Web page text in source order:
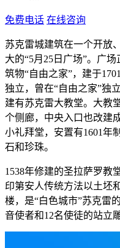
免费电话 在线咨询
苏克雷城建筑在一个开放
大的“5月25日广场”。广
筑物“自由之家”，建于
独立，曾在“自由之家”独
建有苏克雷大教堂。大教
个侧廊，中央入口也改建
小礼拜堂，安置有1601年
石和珍珠。
1538年修建的圣拉萨罗教
印第安人传统方法以土坯
楼，是“白色城市”苏克雷
音使者和12名使徒的站立